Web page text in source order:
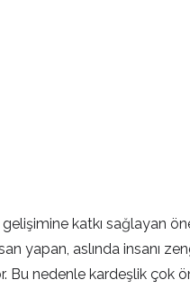
katkı sağlayan
yapan, aslında insanı
Bu nedenle kardeşlik çok